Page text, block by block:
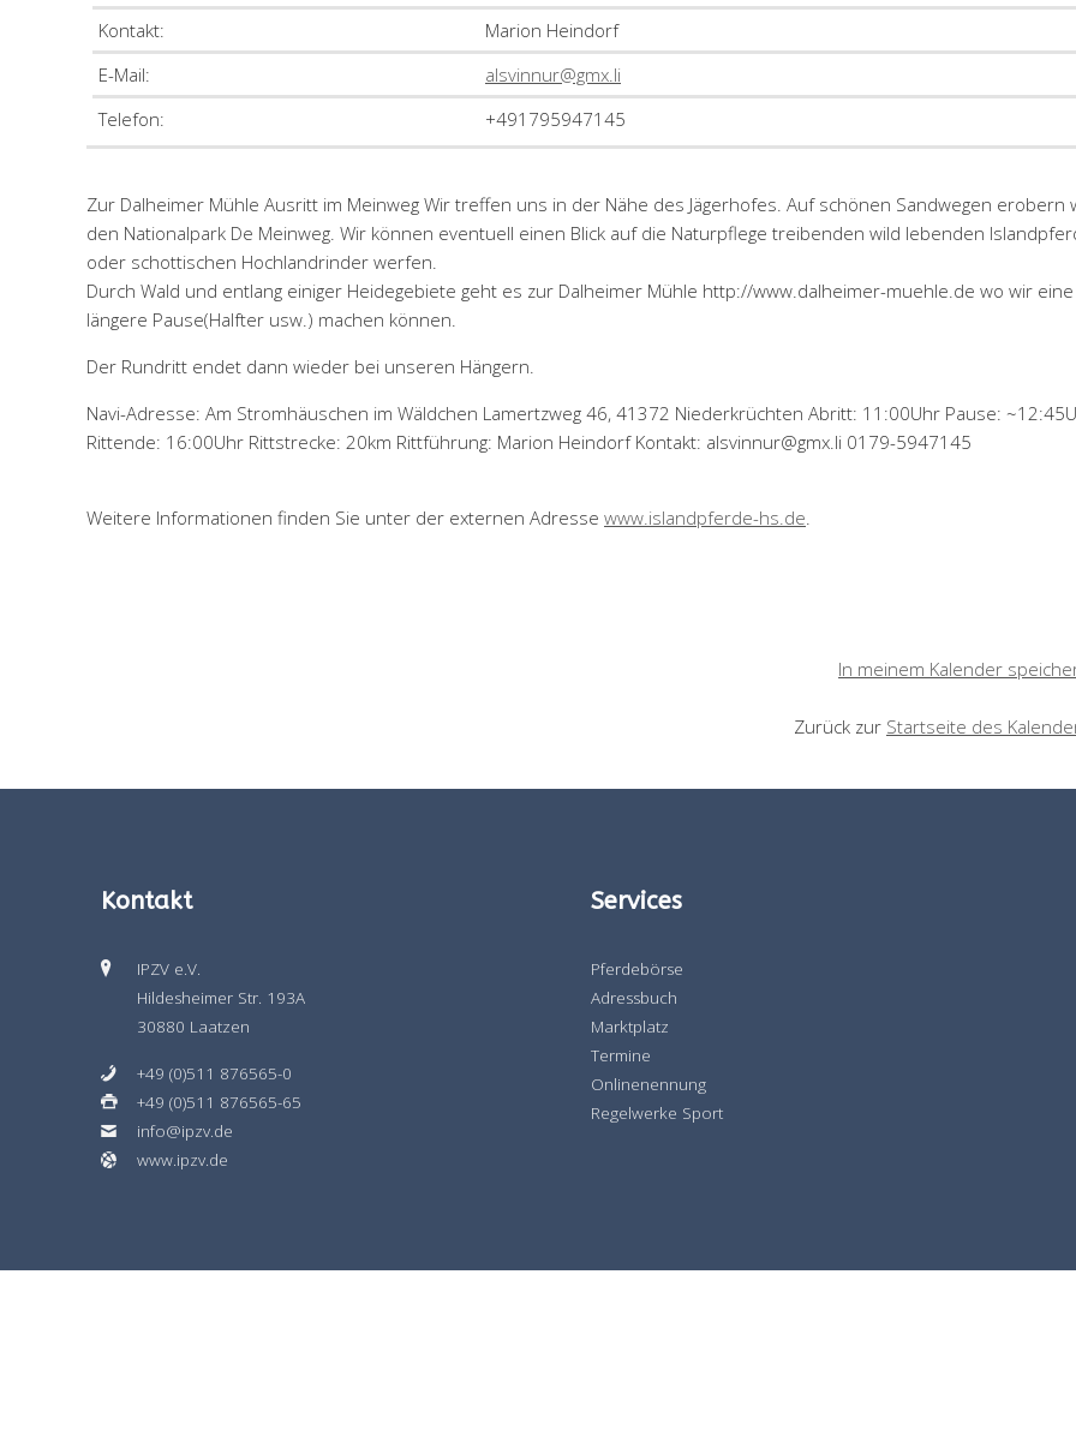
Kontakt:
Marion Heindorf
E-Mail:
alsvinnur@gmx.li
Telefon:
+491795947145
Zur Dalheimer Mühle Ausritt im Meinweg Wir treffen uns in der Nähe des Jägerhofes. Auf schönen Sandwegen erobern
den Nationalpark De Meinweg. Wir können eventuell einen Blick auf die Naturpflege treibenden wild lebenden
oder schottischen Hochlandrinder werfen.
Durch Wald und entlang einiger Heidegebiete geht es zur Dalheimer Mühle http://www.dalheimer-muehle.de wo wir eine
längere Pause(Halfter usw.) machen können.
Der Rundritt endet dann wieder bei unseren Hängern.
Navi-Adresse: Am Stromhäuschen im Wäldchen Lamertzweg 46, 41372 Niederkrüchten Abritt: 11:00Uhr Pause:
Rittende: 16:00Uhr Rittstrecke: 20km Rittführung: Marion Heindorf Kontakt: alsvinnur@gmx.li 0179-5947145
Weitere Informationen finden Sie unter der externen Adresse www.islandpferde-hs.de.
In meinem Kalender
Zurück zur Startseite des
Kontakt
IPZV e.V.
Hildesheimer Str. 193A
30880 Laatzen
+49 (0)511 876565-0
+49 (0)511 876565-65
info@ipzv.de
www.ipzv.de
Services
Pferdebörse
Adressbuch
Marktplatz
Termine
Onlinenennung
Regelwerke Sport